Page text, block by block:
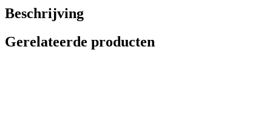
Beschrijving
Gerelateerde producten